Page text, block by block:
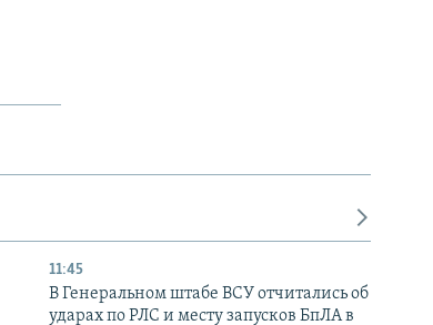
11:45
В Генеральном штабе ВСУ отчитались об
ударах по РЛС и месту запусков БпЛА в